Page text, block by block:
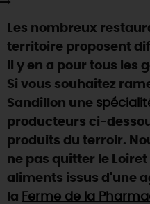
TOUTES
Vins etvignobles
Chic,une aire de
Par ici lesguinguettes
Que rapporter du Loiret
La Route desMétiers
TOUT
(re)Découvrir les
Expérimenter
Une
Rendez-vous
Des sorties en
Programme des
INFOS &
RÉSERVER
Les nombreux
territoire proposent
Il y en a pour tous les
Si vous souhaitez
Sandillon une
producteurs ci-
produits du terroir.
ne pas quitter le
aliments issus d'une
la Ferme de la